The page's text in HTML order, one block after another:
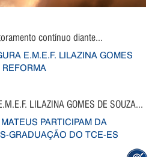
contínuo diante...
LILAZINA GOMES DE SOUZA...